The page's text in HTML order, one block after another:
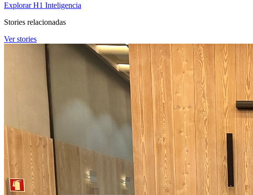
Explorar H1 Inteligencia
Stories relacionadas
Ver stories